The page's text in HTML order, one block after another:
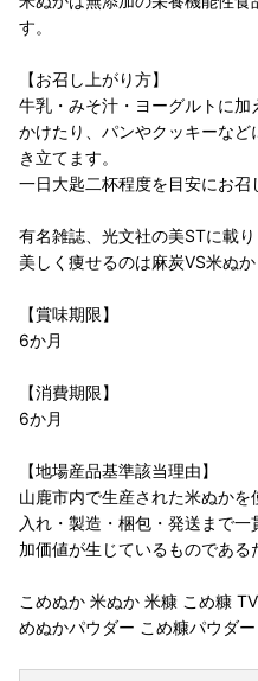
す。
【お召し上がり方
牛乳・みそ汁・ヨーグルトに加
かけたり、パンやクッキーなど
き立てます。
一日大匙二杯程度を目安にお召
有名雑誌、光文社の美STに載
美しく痩せるのは麻炭VS
【賞味期限】
6か月
【消費期限】
6か月
【地場産品基準該当理由】
山鹿市内で生産された米ぬか
入れ・製造・梱包・発送まで
加価値が生じているものである
こめぬか 米ぬか 米糠 こめ糠
めぬかパウダー こめ糠パウダ